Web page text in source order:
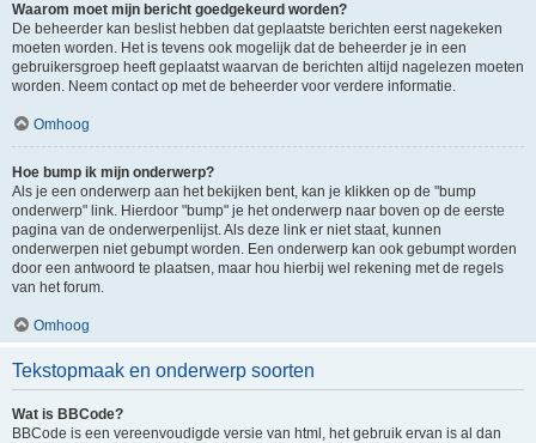
Waarom moet mijn bericht goedgekeurd worden?
De beheerder kan beslist hebben dat geplaatste berichten eerst nagekeken
moeten worden. Het is tevens ook mogelijk dat de beheerder je in een
gebruikersgroep heeft geplaatst waarvan de berichten altijd nagelezen moeten
worden. Neem contact op met de beheerder voor verdere informatie.
Omhoog
Hoe bump ik mijn onderwerp?
Als je een onderwerp aan het bekijken bent, kan je klikken op de "bump
onderwerp" link. Hierdoor "bump" je het onderwerp naar boven op de eerste
pagina van de onderwerpenlijst. Als deze link er niet staat, kunnen
onderwerpen niet gebumpt worden. Een onderwerp kan ook gebumpt worden
door een antwoord te plaatsen, maar hou hierbij wel rekening met de regels
van het forum.
Omhoog
Tekstopmaak en onderwerp soorten
Wat is BBCode?
BBCode is een vereenvoudigde versie van html, het gebruik ervan is al dan